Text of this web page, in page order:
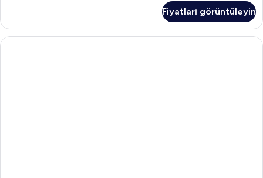
(Guest)
için
tüm
(King)
Boy
Yatak,
Fiyatları görüntüleyin